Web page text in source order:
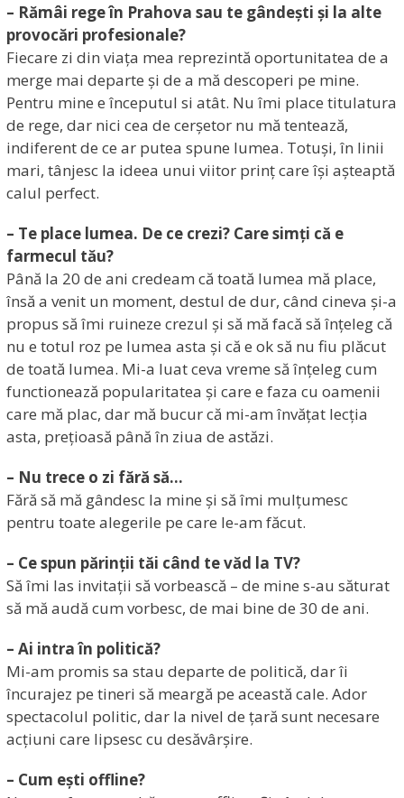
– Rămâi rege în Prahova sau te gândești și la alte
provocări profesionale?
Fiecare zi din viața mea reprezintă oportunitatea de a
merge mai departe și de a mă descoperi pe mine.
Pentru mine e începutul si atât. Nu îmi place titulatura
de rege, dar nici cea de cerșetor nu mă tentează,
indiferent de ce ar putea spune lumea. Totuși, în linii
mari, tânjesc la ideea unui viitor prinț care își așteaptă
calul perfect.
– Te place lumea. De ce crezi? Care simți că e
farmecul tău?
Până la 20 de ani credeam că toată lumea mă place,
însă a venit un moment, destul de dur, când cineva și-a
propus să îmi ruineze crezul și să mă facă să înțeleg că
nu e totul roz pe lumea asta și că e ok să nu fiu plăcut
de toată lumea. Mi-a luat ceva vreme să înțeleg cum
functionează popularitatea și care e faza cu oamenii
care mă plac, dar mă bucur că mi-am învățat lecția
asta, prețioasă până în ziua de astăzi.
– Nu trece o zi fără să…
Fără să mă gândesc la mine și să îmi mulțumesc
pentru toate alegerile pe care le-am făcut.
– Ce spun părinții tăi când te văd la TV?
Să îmi las invitații să vorbească – de mine s-au săturat
să mă audă cum vorbesc, de mai bine de 30 de ani.
– Ai intra în politică?
Mi-am promis sa stau departe de politică, dar îi
încurajez pe tineri să meargă pe această cale. Ador
spectacolul politic, dar la nivel de țară sunt necesare
acțiuni care lipsesc cu desăvârșire.
– Cum ești offline?